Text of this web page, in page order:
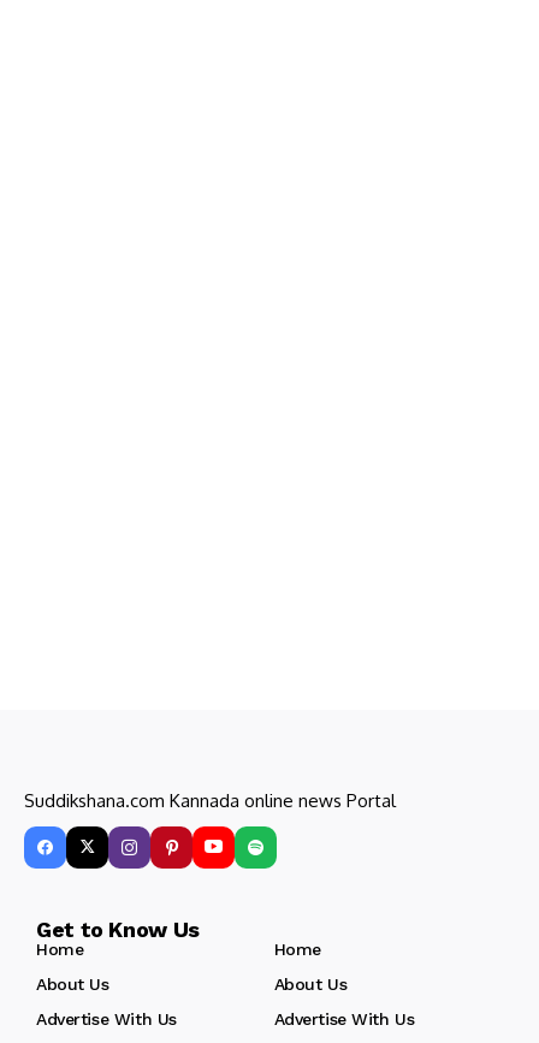
Suddikshana.com Kannada online news Portal
Get to Know Us
Home
Home
About Us
About Us
Advertise With Us
Advertise With Us